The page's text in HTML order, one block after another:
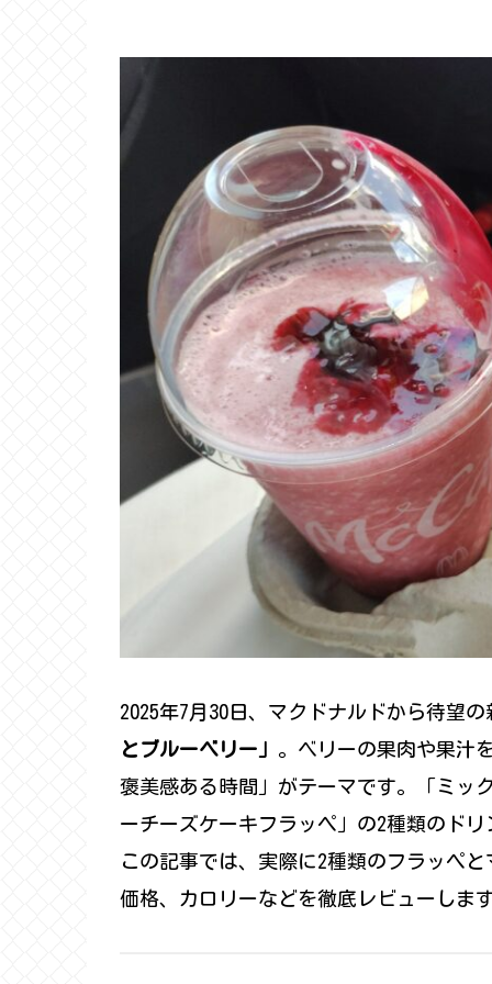
2025年7月30日、マクドナルドから待望
とブルーベリー」 。ベリーの果肉や果汁
褒美感ある時間」がテーマです。「ミッ
ーチーズケーキフラッペ」の2種類のド
この記事では、実際に2種類のフラッペ
価格、カロリーなどを徹底レビューしま